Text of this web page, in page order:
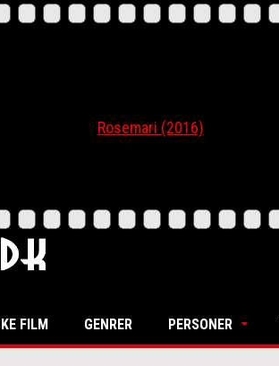
Rosemari (2016)
FILM GENRER PERSONER